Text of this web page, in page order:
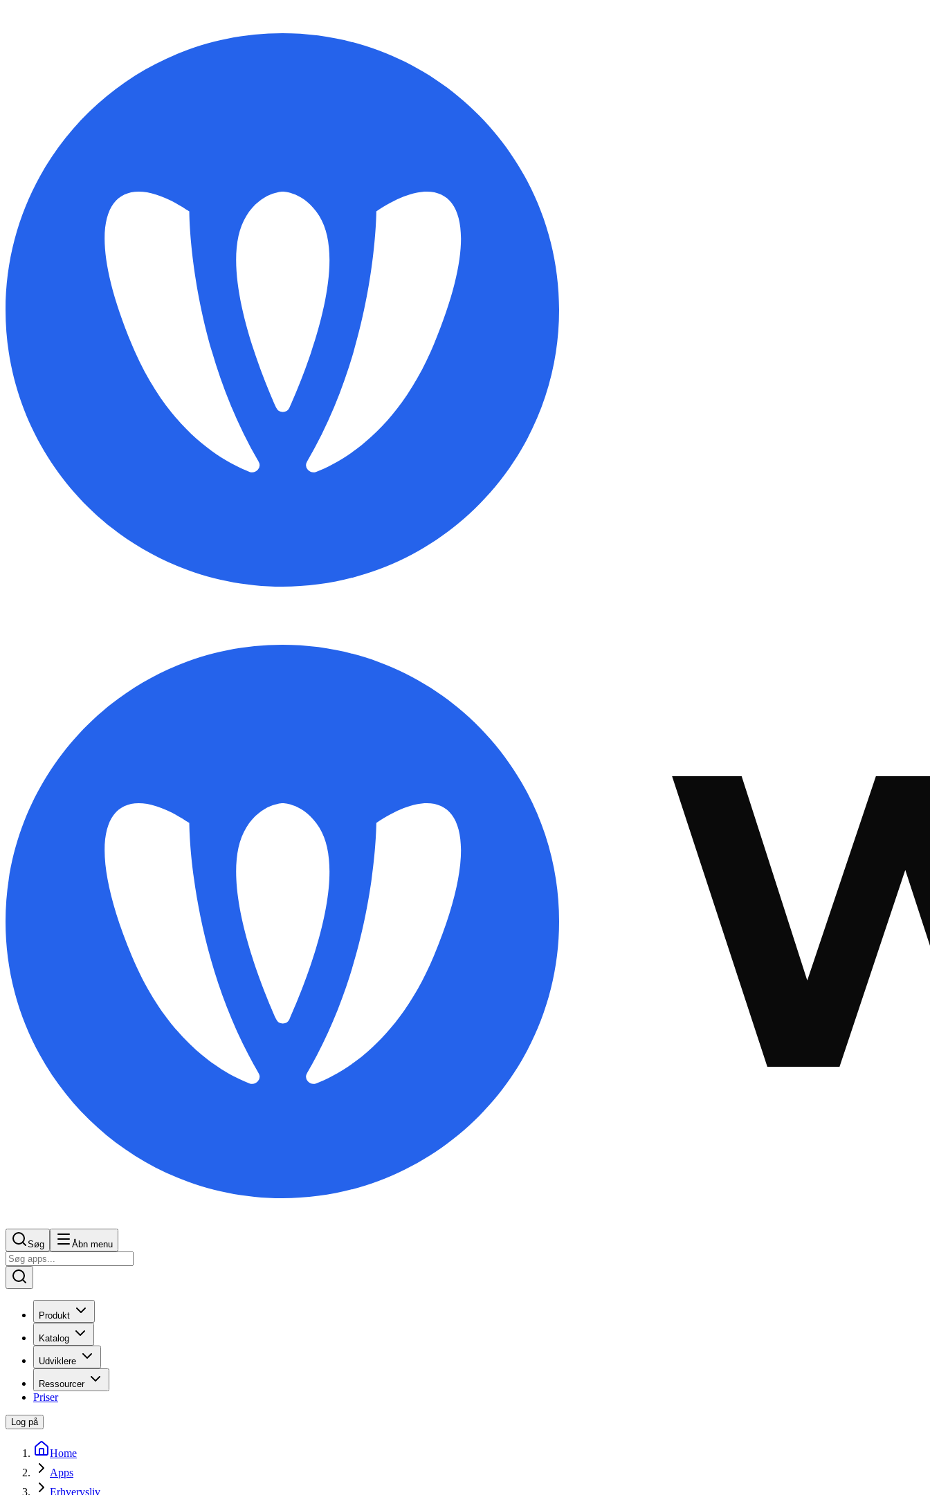
Søg Åbn menu
Produkt
Katalog
Udviklere
Ressourcer
Priser
Log på
Home
Apps
Erhvervsliv